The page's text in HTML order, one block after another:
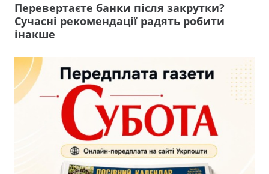
Перевертаєте банки після закрутки?
Сучасні рекомендації радять робити
інакше